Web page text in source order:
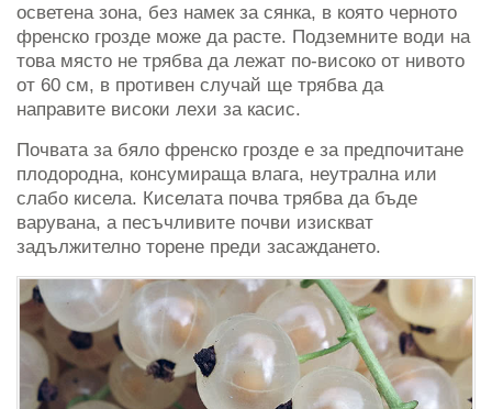
осветена зона, без намек за сянка, в която черното
френско грозде може да расте. Подземните води на
това място не трябва да лежат по-високо от нивото
от 60 см, в противен случай ще трябва да
направите високи лехи за касис.
Почвата за бяло френско грозде е за предпочитане
плодородна, консумираща влага, неутрална или
слабо кисела. Киселата почва трябва да бъде
варувана, а песъчливите почви изискват
задължително торене преди засаждането.